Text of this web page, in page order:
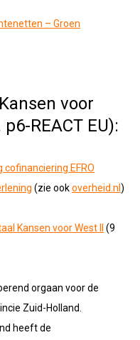
– Groen
voor
REACT EU):
EFRO
(zie ookoverheid.nl )
Kansen voor West II
(9
orgaan voor de
Zuid-Holland.
heeft de